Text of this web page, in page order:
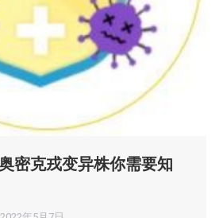
密克戎变异株你需要知